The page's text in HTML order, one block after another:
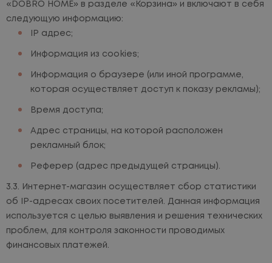
«DOBRO HOME» в разделе «Корзина» и включают в себя
следующую информацию:
IP адрес;
Информация из cookies;
Информация о браузере (или иной программе,
которая осуществляет доступ к показу рекламы);
Время доступа;
Адрес страницы, на которой расположен
рекламный блок;
Реферер (адрес предыдущей страницы).
Интернет-магазин осуществляет сбор статистики
об IP-адресах своих посетителей. Данная информация
используется с целью выявления и решения технических
проблем, для контроля законности проводимых
финансовых платежей.